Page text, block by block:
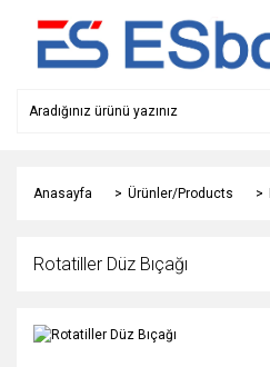
Anasayfa Ürünler/Products
Rotatiller Düz Bıçağı